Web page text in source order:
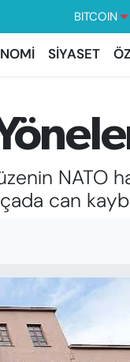
SİYASET
can